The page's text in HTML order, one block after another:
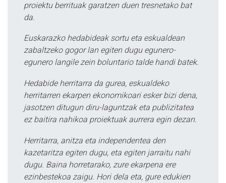
proiektu berrituak garatzen duen tresnetako bat
da.
Euskarazko hedabideak sortu eta eskualdean
zabaltzeko gogor lan egiten dugu egunero-
egunero langile zein boluntario talde handi batek.
Hedabide herritarra da gurea, eskualdeko
herritarren ekarpen ekonomikoari esker bizi dena,
jasotzen ditugun diru-laguntzak eta publizitatea
ez baitira nahikoa proiektuak aurrera egin dezan.
Herritarra, anitza eta independentea den
kazetaritza egiten dugu, eta egiten jarraitu nahi
dugu. Baina horretarako, zure ekarpena ere
ezinbestekoa zaigu. Hori dela eta, gure edukien